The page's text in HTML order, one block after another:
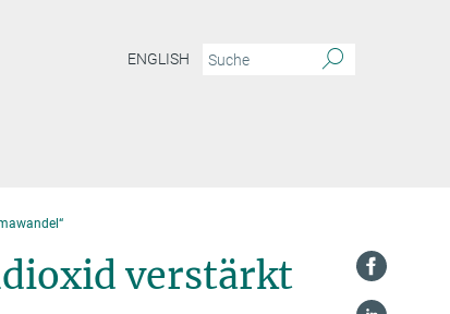
ENGLISH
verstärkt